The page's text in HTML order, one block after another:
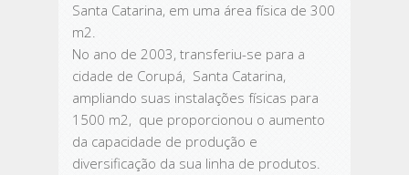
Santa Catarina, em uma área física de 300
m2.
No ano de 2003, transferiu-se para a
cidade de Corupá, Santa Catarina,
ampliando suas instalações físicas para
1500 m2, que proporcionou o aumento
da capacidade de produção e
diversificação da sua linha de produtos.